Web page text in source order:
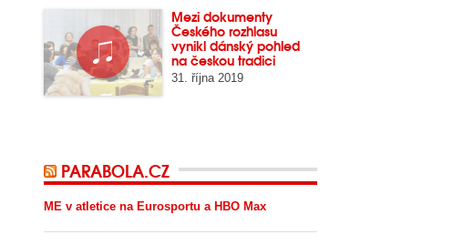
Mezi dokumenty
Českého rozhlasu
vynikl dánský pohled
na českou tradici
31. října 2019
PARABOLA.CZ
ME v atletice na Eurosportu a HBO Max